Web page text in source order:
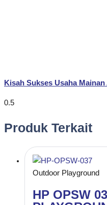
Kisah Sukses Usaha
Produk Terkait
Outdoor Playground
HP OPSW